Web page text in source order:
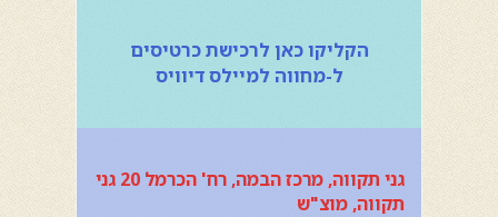
הקליקו כאן לרכישת כרטיסים
ל-מחווה למיילס דיוויס
גני תקווה, מרכז הבמה, רח' הכרמל 20 גני
תקווה, מוצ"ש